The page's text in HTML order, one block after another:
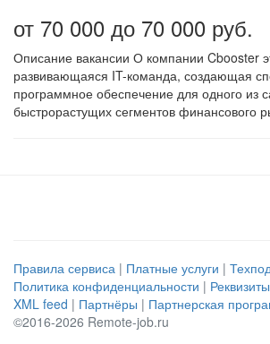
от 70 000 до 70 000 руб.
Описание вакансии О компании Cbooster
развивающаяся IT-команда, создающая
программное обеспечение для одного из
быстрорастущих сегментов финансового
Правила сервиса | Платные услуги |
Политика конфиденциальности | Реквизиты
XML feed | Партнёры | Партнерская
©2016-2026 Remote-job.ru